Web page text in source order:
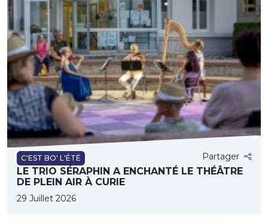
C'EST BO' L'ÉTÉ Partager
LE TRIO SÉRAPHIN A ENCHANTÉ LE THÉÂTRE
DE PLEIN AIR À CURIE
29 Juillet 2026